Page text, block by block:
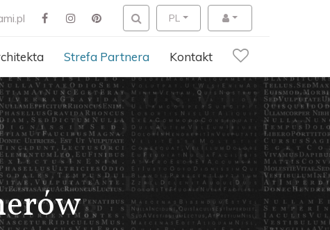
PL
Strefa Partnera Kontakt